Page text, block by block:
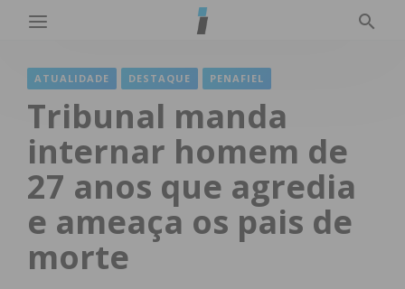
ATUALIDADE DESTAQUE PENAFIEL
Tribunal manda
internar homem de
27 anos que agredia
e ameaça os pais de
morte